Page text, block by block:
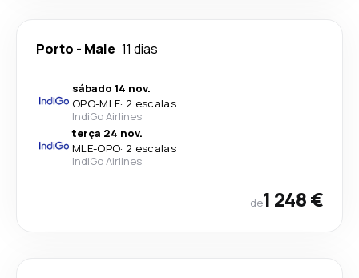
Porto - Male 11 dias
sábado 14 nov.
OPO-MLE· 2 escalas
IndiGo Airlines
terça 24 nov.
MLE-OPO· 2 escalas
IndiGo Airlines
de1 248 €